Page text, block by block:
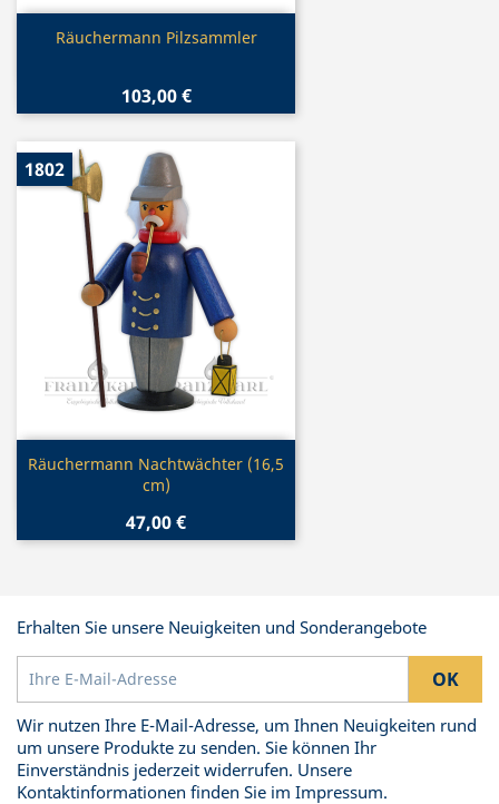
Vorschau
Räuchermann Pilzsammler
103,00 €
Vorschau
Räuchermann Nachtwächter (16,5
cm)
47,00 €
1802
Erhalten Sie unsere Neuigkeiten und Sonderangebote
Wir nutzen Ihre E-Mail-Adresse, um Ihnen Neuigkeiten rund
um unsere Produkte zu senden. Sie können Ihr
Einverständnis jederzeit widerrufen. Unsere
Kontaktinformationen finden Sie im Impressum.